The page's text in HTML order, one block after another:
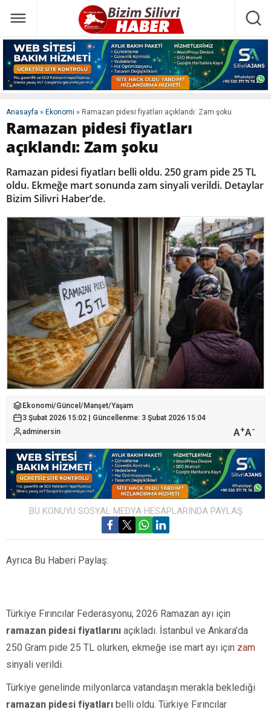
Anasayfa » Ekonomi » Ramazan pidesi fiyatları açıklandı: Zam şoku
Ramazan pidesi fiyatları
açıklandı: Zam şoku
Ramazan pidesi fiyatları belli oldu. 250 gram pide 25 TL
oldu. Ekmeğe mart sonunda zam sinyali verildi. Detaylar
Bizim Silivri Haber’de.
Ekonomi/Güncel /Manşet/Yaşam
3 Şubat 2026 15:02 | Güncellenme: 3 Şubat 2026 15:04
adminersin
A+A-
BU KONUYU SOSYAL MEDYA HESAPLARINDA PAYLAŞ
Ayrıca Bu Haberi Paylaş:
Türkiye Fırıncılar Federasyonu, 2026 Ramazan ayı için
ramazan pidesi fiyatlarını açıkladı. İstanbul ve Ankara’da
250 Gram pide 25 TL olurken, ekmeğe ise mart ayı için zam
sinyali verildi.
Türkiye genelinde milyonlarca vatandaşın merakla beklediği
ramazan pidesi fiyatları belli oldu. Türkiye Fırıncılar